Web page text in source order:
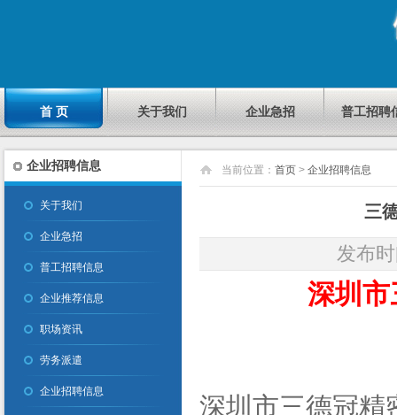
首 页 关于我们 企业急招 普工招聘
企业招聘信息
关于我们
企业急招
普工招聘信息
企业推荐信息
职场资讯
劳务派遣
企业招聘信息
当前位置： 首页 > 企业招聘信息
三
发布
深圳
深圳市三德冠精